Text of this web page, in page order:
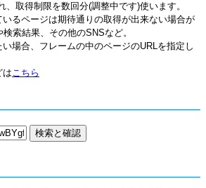
、取得制限を数回分(調整中です)使います。
るページは期待通りの取得が出来ない場合が
索結果、その他のSNSなど。
場合、フレームの中のページのURLを指定し
はこちら